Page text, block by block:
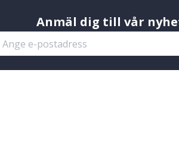
Anmäl dig till vår